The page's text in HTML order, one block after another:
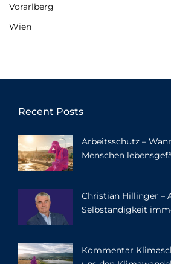
Vorarlberg
Wien
Recent Posts
Arbeitsschutz –
Menschen
Christian Hillinger –
Selbständigkeit
Kommentar